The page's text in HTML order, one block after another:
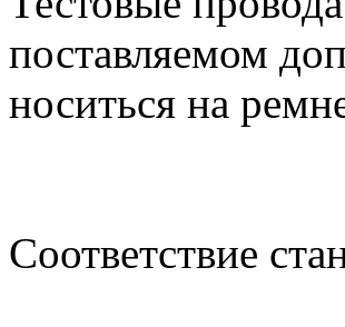
поставляемом
носиться на
Соответствие